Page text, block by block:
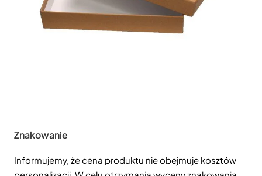
Znakowanie
Informujemy, że cena produktu nie obejmuje kosztów